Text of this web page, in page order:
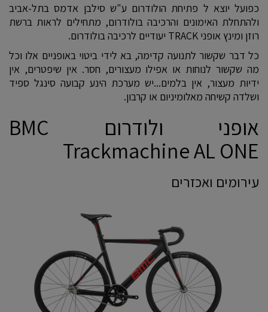
כפועל יוצא ל פתיחת הולודרום ע"ש סילבן אדמס בתל-אביב
ולהתחלת האימונים והרכיבה בולודרום, מתחילים לראות ברשת
רוזן ומינץ אופני TRACK יעודיים לרכיבה בולודרום.
כל דבר שקשור לתנועה קדימה, בא לידי ביטוי באופניים אלו וכל
מה שקשור לנוחות או אפילו מעצורים, חסר. אין שיפטרים, אין
ידיות מעצור, אין בלמים...יש מערכת הינע קבועה סינגל ספיד
ושלדה קשיחה מאלומיניום או קרבון.
אופני ולודרום BMC
Trackmachine AL ONE
עירומים ואכזרים